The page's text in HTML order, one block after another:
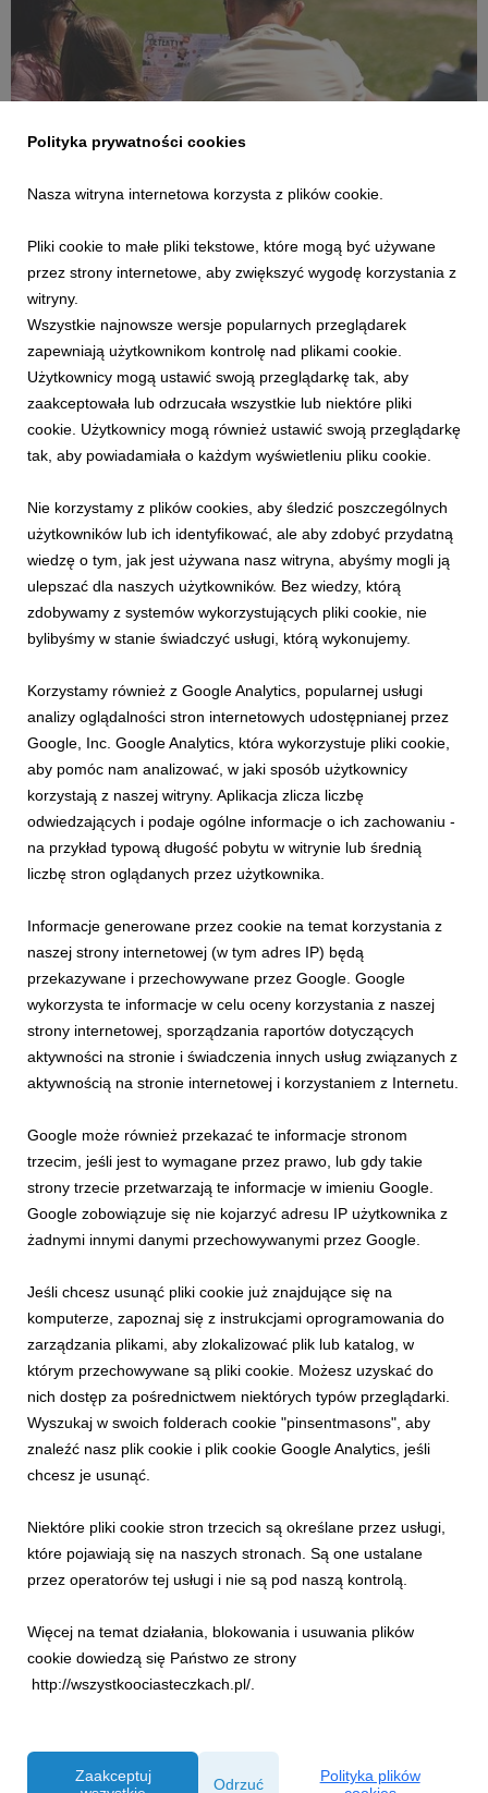
INFORMACJE PRASOWE
Żar. Moc atrakcji na długi weekend sierpniowy
Zbliża się najgorętszy okres wakacji – długi weekend
sierpniowy. Grupa PKL, jak co roku, przygotowała liczne
atrakcje. Tym razem będzie można postawić na relaks w kinie
pod gwiazdami na Palenicy, obejrzeć motoryzacyjne perełki
podczas Krynickiego Zlotu Klasyków lub skorz...
INFORMACJE PRASOWE
21 lipca 2026
sportowych wydarzeń na trasach PKL Bike Parks
INFORMACJE PRASOWE
Skorzystaj z uroków Małopolski i odwiedź
9 lipca 2026
Skorzystaj z uroków Małopolski! Odwiedź tego lata Krynicę-
Zdrój pełną górskich atrakcji i klimatu retro niezapomnianych
lat 30.
INFORMACJE PRASOWE
Lato w górach! Postawa na relaks i mnóstwo
aktywności!
Szukasz pomysłu na udane wakacje? Rusz w góry i przekonaj
się, że tam nie ma miejsca na nudę! Program letnich wydarzeń
zapowiada się bardzo ciekawie oraz będzie idealną propozycją
Polityka prywatności cookies
Nasza witryna internetowa korzysta z plików cookie.
Pliki cookie to małe pliki tekstowe, które mogą być używane
przez strony internetowe, aby zwiększyć wygodę korzystania z
witryny.
Wszystkie najnowsze wersje popularnych przeglądarek
zapewniają użytkownikom kontrolę nad plikami cookie.
Użytkownicy mogą ustawić swoją przeglądarkę tak, aby
zaakceptowała lub odrzucała wszystkie lub niektóre pliki
cookie. Użytkownicy mogą również ustawić swoją przeglądarkę
tak, aby powiadamiała o każdym wyświetleniu pliku cookie.
Nie korzystamy z plików cookies, aby śledzić poszczególnych
użytkowników lub ich identyfikować, ale aby zdobyć przydatną
wiedzę o tym, jak jest używana nasz witryna, abyśmy mogli ją
ulepszać dla naszych użytkowników. Bez wiedzy, którą
zdobywamy z systemów wykorzystujących pliki cookie, nie
bylibyśmy w stanie świadczyć usługi, którą wykonujemy.
Korzystamy również z Google Analytics, popularnej usługi
analizy oglądalności stron internetowych udostępnianej przez
Google, Inc. Google Analytics, która wykorzystuje pliki cookie,
aby pomóc nam analizować, w jaki sposób użytkownicy
korzystają z naszej witryny. Aplikacja zlicza liczbę
odwiedzających i podaje ogólne informacje o ich zachowaniu -
na przykład typową długość pobytu w witrynie lub średnią
liczbę stron oglądanych przez użytkownika.
Informacje generowane przez cookie na temat korzystania z
naszej strony internetowej (w tym adres IP) będą
przekazywane i przechowywane przez Google. Google
wykorzysta te informacje w celu oceny korzystania z naszej
strony internetowej, sporządzania raportów dotyczących
aktywności na stronie i świadczenia innych usług związanych z
aktywnością na stronie internetowej i korzystaniem z Internetu.
Google może również przekazać te informacje stronom
trzecim, jeśli jest to wymagane przez prawo, lub gdy takie
strony trzecie przetwarzają te informacje w imieniu Google.
Google zobowiązuje się nie kojarzyć adresu IP użytkownika z
żadnymi innymi danymi przechowywanymi przez Google.
Jeśli chcesz usunąć pliki cookie już znajdujące się na
komputerze, zapoznaj się z instrukcjami oprogramowania do
zarządzania plikami, aby zlokalizować plik lub katalog, w
którym przechowywane są pliki cookie. Możesz uzyskać do
nich dostęp za pośrednictwem niektórych typów przeglądarki.
Wyszukaj w swoich folderach cookie "pinsentmasons", aby
znaleźć nasz plik cookie i plik cookie Google Analytics, jeśli
chcesz je usunąć.
Niektóre pliki cookie stron trzecich są określane przez usługi,
które pojawiają się na naszych stronach. Są one ustalane
przez operatorów tej usługi i nie są pod naszą kontrolą.
Więcej na temat działania, blokowania i usuwania plików
cookie dowiedzą się Państwo ze strony
http://wszystkoociasteczkach.pl/.
Zaakceptuj
Odrzuć
Polityka plików